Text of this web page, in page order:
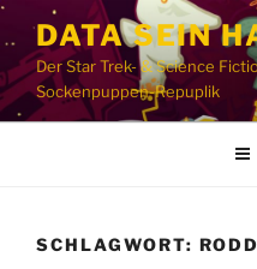
Zum
Inhalt
springen
DATA SEIN
Der Star Trek- & Science
Sockenpuppen-Repuplik
SCHLAGWORT: